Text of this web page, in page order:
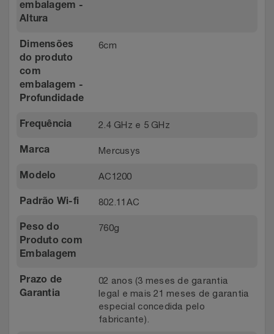
embalagem -
Altura
Dimensões
do produto
com
embalagem -
Profundidade
6cm
Frequência 2.4 GHz e 5 GHz
Marca Mercusys
Modelo AC1200
Padrão Wi-fi 802.11AC
Peso do
Produto com
Embalagem
760g
Prazo de
Garantia
02 anos (3 meses de garantia
legal e mais 21 meses de garantia
especial concedida pelo
fabricante).